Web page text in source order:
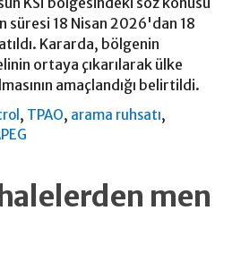
süresi 18 Nisan 2026'dan 18
Kararda, bölgenin
ortaya çıkarılarak ülke
amaçlandığı belirtildi.
, TPAO, arama ruhsatı,
men